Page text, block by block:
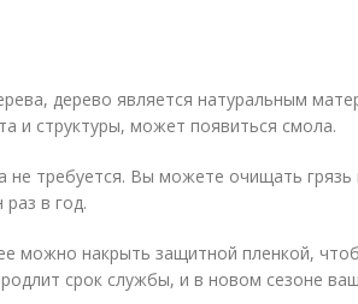
дерево является натуральным
и структуры, может появиться смола.
требуется. Вы можете очищать
в год.
можно накрыть защитной пленкой,
срок службы, и в новом сезоне